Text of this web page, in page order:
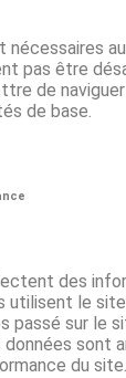
nécessaires
pas être
de
de base.
des
utilisent le
passé sur le
sont
du site.